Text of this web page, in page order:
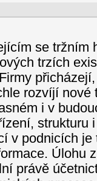
se tržním
trzích
rozvíjí nové
i v
strukturu
v podnicích
Úlohu
právě